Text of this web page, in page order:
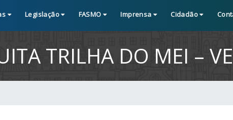
Legislação FASMO Imprensa Cidadão
TRILHA DO MEI –